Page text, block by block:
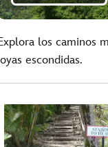
los caminos
escondidas.